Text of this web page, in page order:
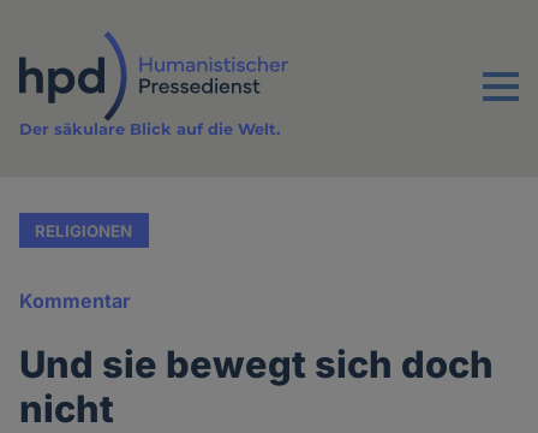
Inhalt
Menu
Der säkulare Blick auf die Welt.
RELIGIONEN
Kommentar
Und sie bewegt sich doch
nicht